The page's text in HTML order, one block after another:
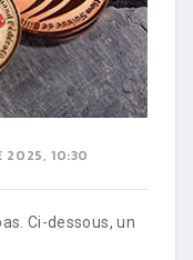
2025, 10:30
Ci-dessous, un